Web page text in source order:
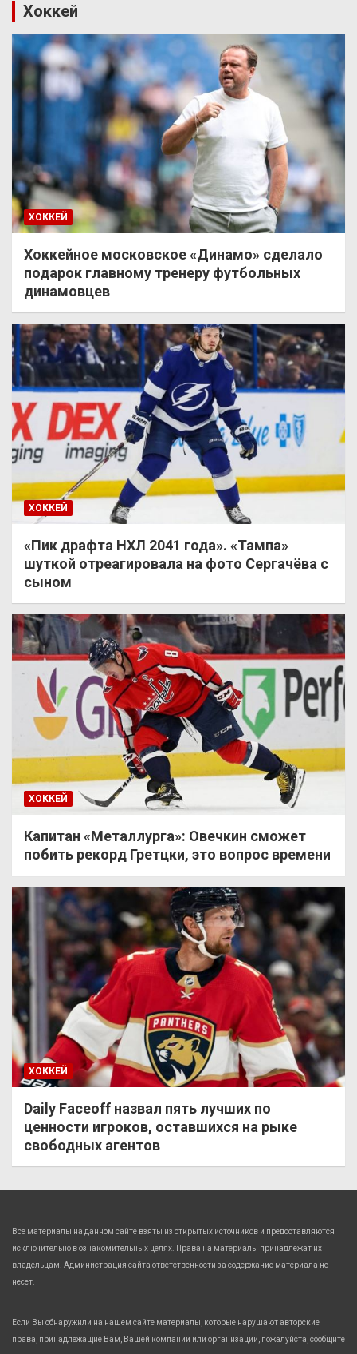
Хоккей
ХОККЕЙ
Хоккейное московское «Динамо» сделало
подарок главному тренеру футбольных
динамовцев
ХОККЕЙ
«Пик драфта НХЛ 2041 года». «Тампа»
шуткой отреагировала на фото Сергачёва с
сыном
ХОККЕЙ
Капитан «Металлурга»: Овечкин сможет
побить рекорд Гретцки, это вопрос времени
ХОККЕЙ
Daily Faceoff назвал пять лучших по
ценности игроков, оставшихся на рыке
свободных агентов
Все материалы на данном сайте взяты из открытых источников и предоставляются
исключительно в ознакомительных целях. Права на материалы принадлежат их
владельцам. Администрация сайта ответственности за содержание материала не
несет.
Если Вы обнаружили на нашем сайте материалы, которые нарушают авторские
права, принадлежащие Вам, Вашей компании или организации, пожалуйста, сообщите